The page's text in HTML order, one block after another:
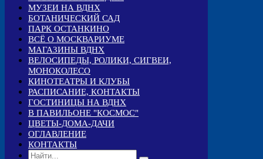
МУЗЕИ НА ВДНХ
БОТАНИЧЕСКИЙ САД
ПАРК ОСТАНКИНО
ВСЁ О МОСКВАРИУМЕ
МАГАЗИНЫ ВДНХ
ВЕЛОСИПЕДЫ, РОЛИКИ, СИГВЕИ,
МОНОКОЛЕСО
КИНОТЕАТРЫ И КЛУБЫ
РАСПИСАНИЕ, КОНТАКТЫ
ГОСТИНИЦЫ НА ВДНХ
В ПАВИЛЬОНЕ "КОСМОС"
ЦВЕТЫ-ДОМА-ДАЧИ
ОГЛАВЛЕНИЕ
КОНТАКТЫ